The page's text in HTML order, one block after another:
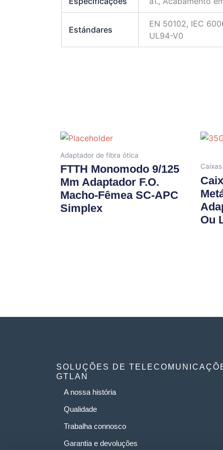
Estándares
EN 50102, IEC
UL94-V0
Adaptador de fibra ótica
FTTH Monomodo 9/125
Μm Adaptador F.O.
Macho-Fêmea SC-APC
Simplex
Ou
SOLUÇÕES DE
GTLAN
A nossa história
Qualidade
Trabalha connosco
Garantia e devoluções